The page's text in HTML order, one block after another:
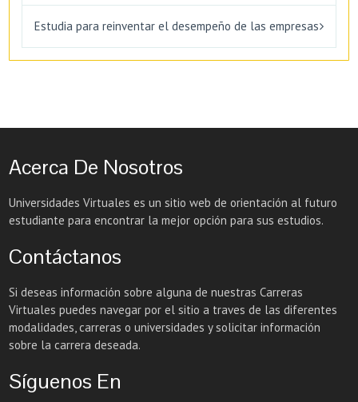
Estudia para reinventar el desempeño de las empresas
Acerca De Nosotros
Universidades Virtuales es un sitio web de orientación al futuro
estudiante para encontrar la mejor opción para sus estudios.
Contáctanos
Si deseas información sobre alguna de nuestras Carreras
Virtuales puedes navegar por el sitio a traves de las diferentes
modalidades, carreras o universidades y solicitar información
sobre la carrera deseada.
Síguenos En